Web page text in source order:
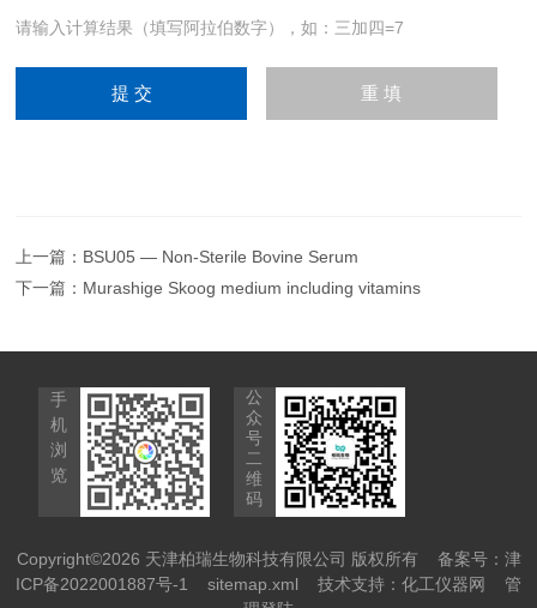
请输入计算结果（填写阿拉伯数字），如：三加四=7
上一篇： BSU05 — Non-Sterile Bovine Serum
下一篇： Murashige Skoog medium including vitamins
手
机
浏
览
公
众
号
二
维
码
Copyright©2026 天津柏瑞生物科技有限公司 版权所有 备案号：津
ICP备2022001887号-1
sitemap.xml 技术支持： 化工仪器网
管